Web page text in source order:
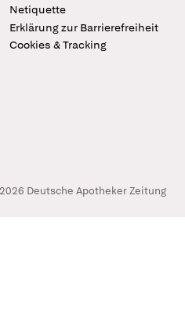
Netiquette
Erklärung zur Barrierefreiheit
Cookies & Tracking
Deutsche Apotheker Zeitung